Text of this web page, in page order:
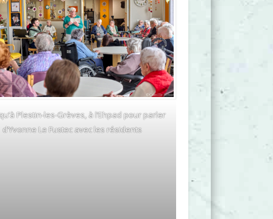
Plestin-les-Grèves, à l’Ehpad pour parler
d’Yvonne Le Fustec avec les résidents